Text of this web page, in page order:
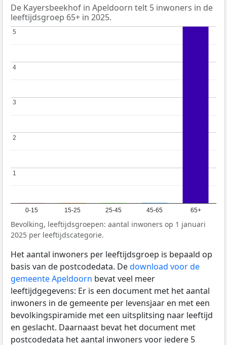
De Kayersbeekhof in Apeldoorn telt 5 inwoners in de
leeftijdsgroep 65+ in 2025.
0-15 15-25 25-45 45-65 65+
1
1
2
2
3
3
4
4
5
5
Bevolking, leeftijdsgroepen: aantal inwoners op 1 januari
2025 per leeftijdscategorie.
Het aantal inwoners per leeftijdsgroep is bepaald op
basis van de postcodedata. Dedownload voor de
gemeente Apeldoorn bevat veel meer
leeftijdgegevens: Er is een document met het aantal
inwoners in de gemeente per levensjaar en met een
bevolkingspiramide met een uitsplitsing naar leeftijd
en geslacht. Daarnaast bevat het document met
postcodedata het aantal inwoners voor iedere 5